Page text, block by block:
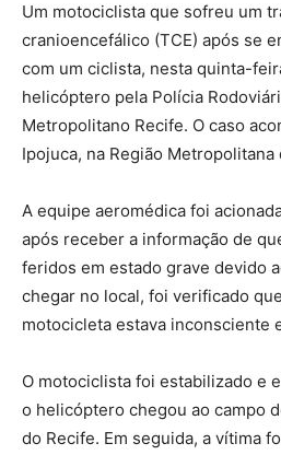
Um motociclista que sofreu um
cranioencefálico (TCE) após se
com um ciclista, nesta quinta-
helicóptero pela Polícia
Metropolitano Recife. O caso
Ipojuca, na Região Metropolitana
A equipe aeromédica foi
após receber a informação de
feridos em estado grave devido
chegar no local, foi verificado
motocicleta estava inconsciente
O motociclista foi estabilizado e
o helicóptero chegou ao campo
do Recife. Em seguida, a vítima